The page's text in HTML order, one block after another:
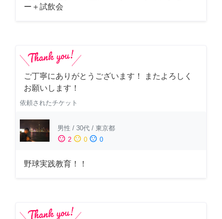
ー＋試飲会
ご丁寧にありがとうございます！ またよろしく
お願いします！
依頼されたチケット
男性 / 30代 / 東京都
sentiment_satisfied 2 sentiment_neutral 0 sentiment_dissatisfied 0
野球実践教育！！